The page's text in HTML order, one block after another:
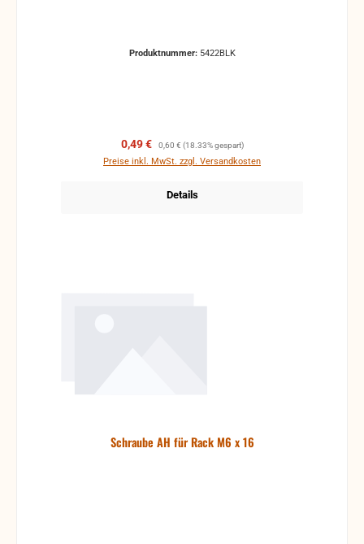
Produktnummer: 5422BLK
Verkaufspreis:
0,49 € Regulärer Preis:
0,60 € (18.33% gespart)
Preise inkl. MwSt. zzgl. Versandkosten
Details
Schraube AH für Rack M6 x 16